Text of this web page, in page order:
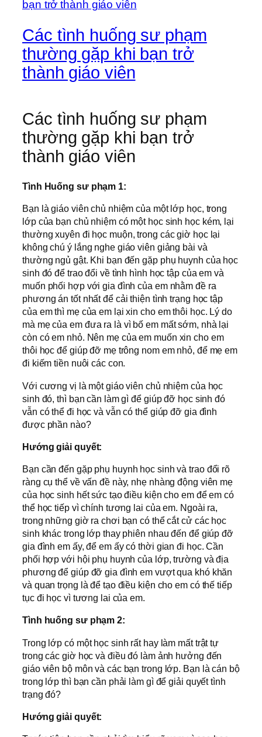
Các tình huống sư phạm
thường gặp khi bạn trở
thành giáo viên
Các tình huống sư phạm
thường gặp khi bạn trở
thành giáo viên
Tình Huống sư phạm 1:
Bạn là giáo viên chủ nhiệm của một lớp học, trong
lớp của bạn chủ nhiệm có một học sinh học kém, lại
thường xuyên đi học muộn, trong các giờ học lại
không chú ý lắng nghe giáo viên giảng bài và
thường ngủ gật. Khi bạn đến gặp phụ huynh của học
sinh đó để trao đổi về tình hình học tập của em và
muốn phối hợp với gia đình của em nhằm đề ra
phương án tốt nhất để cải thiện tình trạng học tập
của em thì mẹ của em lại xin cho em thôi học. Lý do
mà mẹ của em đưa ra là vì bố em mất sớm, nhà lại
còn có em nhỏ. Nên mẹ của em muốn xin cho em
thôi học để giúp đỡ mẹ trông nom em nhỏ, để mẹ em
đi kiếm tiền nuôi các con.
Với cương vị là một giáo viên chủ nhiệm của học
sinh đó, thì bạn cần làm gì để giúp đỡ học sinh đó
vẫn có thể đi học và vẫn có thể giúp đỡ gia đình
được phần nào?
Hướng giải quyết:
Bạn cần đến gặp phụ huynh học sinh và trao đổi rõ
ràng cụ thể về vấn đề này, nhẹ nhàng động viên mẹ
của học sinh hết sức tạo điều kiện cho em để em có
thể học tiếp vì chính tương lai của em. Ngoài ra,
trong những giờ ra chơi bạn có thể cắt cử các học
sinh khác trong lớp thay phiên nhau đến để giúp đỡ
gia đình em ấy, để em ấy có thời gian đi học. Cần
phối hợp với hội phụ huynh của lớp, trường và địa
phương để giúp đỡ gia đình em vượt qua khó khăn
và quan trọng là để tạo điều kiện cho em có thế tiếp
tục đi học vì tương lai của em.
Tình huống sư phạm 2:
Trong lớp có một học sinh rất hay làm mất trật tự
trong các giờ học và điều đó làm ảnh hưởng đến
giáo viên bộ môn và các bạn trong lớp. Bạn là cán bộ
trong lớp thì bạn cần phải làm gì để giải quyết tình
trạng đó?
Hướng giải quyết: